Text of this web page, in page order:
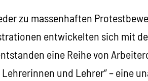
zu massenhaften
entwickelten sich mit
eine Reihe von
und Lehrer“ – eine